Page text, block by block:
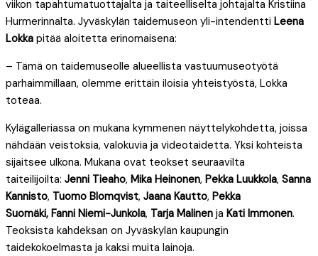
viikon tapahtumatuottajalta ja taiteelliselta johtajalta Kristiina
Hurmerinnalta. Jyväskylän taidemuseon yli-intendentti Leena
Lokka pitää aloitetta erinomaisena:
– Tämä on taidemuseolle alueellista vastuumuseotyötä
parhaimmillaan, olemme erittäin iloisia yhteistyöstä, Lokka
toteaa.
Kylägalleriassa on mukana kymmenen näyttelykohdetta, joissa
nähdään veistoksia, valokuvia ja videotaidetta. Yksi kohteista
sijaitsee ulkona. Mukana ovat teokset seuraavilta
taiteilijoilta: Jenni Tieaho, Mika Heinonen, Pekka Luukkola, Sanna
Kannisto, Tuomo Blomqvist, Jaana Kautto, Pekka
Suomäki, Fanni Niemi-Junkola, Tarja Malinen ja Kati Immonen.
Teoksista kahdeksan on Jyväskylän kaupungin
taidekokoelmasta ja kaksi muita lainoja.